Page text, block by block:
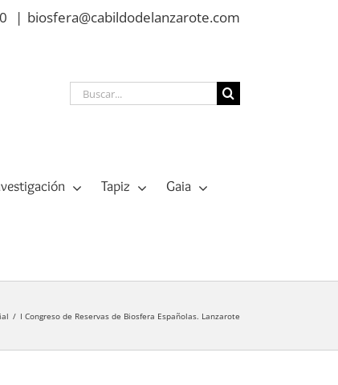
| biosfera@cabildodelanzarote.com
Buscar:
Tapiz Gaia
I Congreso de Reservas de Biosfera Españolas. Lanzarote